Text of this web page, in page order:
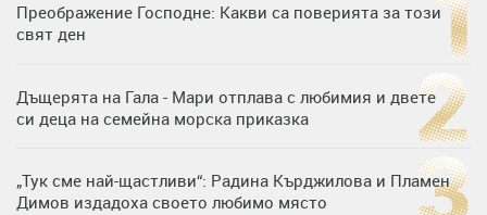
Преображение Господне: Какви са поверията за този
свят ден
Дъщерята на Гала - Мари отплава с любимия и двете
си деца на семейна морска приказка
„Тук сме най-щастливи“: Радина Кърджилова и Пламен
Димов издадоха своето любимо място